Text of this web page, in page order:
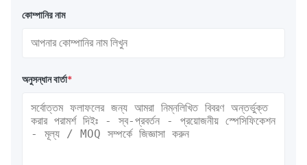
কোম্পানির নাম
অনুসন্ধান বার্তা*